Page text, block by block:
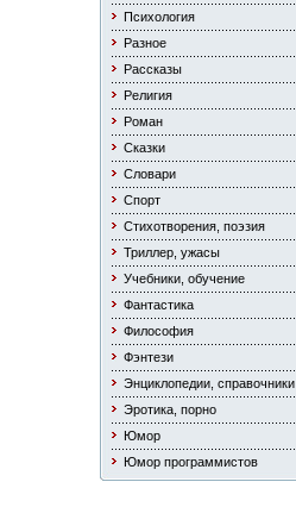
Психология
Разное
Рассказы
Религия
Роман
Сказки
Словари
Спорт
Стихотворения, поэзия
Триллер, ужасы
Учебники, обучение
Фантастика
Философия
Фэнтези
Энциклопедии, справочники
Эротика, порно
Юмор
Юмор программистов